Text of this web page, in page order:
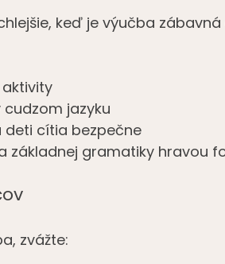
keď je výučba
cudzom jazyku
deti cítia bezpečne
základnej gramatiky hravou
zvážte: